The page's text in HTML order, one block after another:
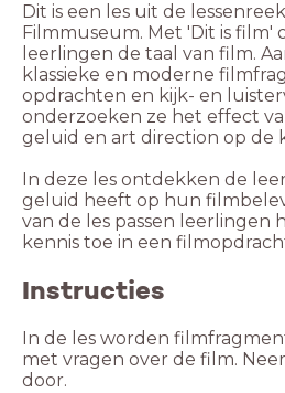
Dit is een les uit de
Filmmuseum. Met 'Dit is film'
leerlingen de taal van film.
klassieke en moderne
opdrachten en kijk- en
onderzoeken ze het effect
geluid en art direction op de
In deze les ontdekken de
geluid heeft op hun
van de les passen leerlingen
kennis toe in een
Instructies
In de les worden
met vragen over de film.
door.